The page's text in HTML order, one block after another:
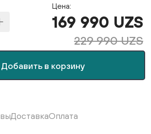
Добавить в корзину
Цена:
169 990 UZS
229 990 UZS
ДоставкаОплата